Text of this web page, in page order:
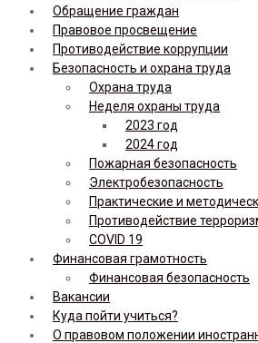
Обращение граждан
Правовое просвещение
Противодействие коррупции
Безопасность и охрана труда
Охрана труда
Неделя охраны труда
2023 год
2024 год
Пожарная безопасность
Электробезопасность
Практические и
Противодействие
COVID 19
Финансовая грамотность
Финансовая безопасность
Вакансии
Куда пойти учиться?
О правовом положении